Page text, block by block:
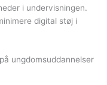
i undervisningen.
digital støj i
ungdomsuddannelser